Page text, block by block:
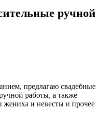
ручной
предлагаю свадебные
работы, а также
жениха и невесты и прочее